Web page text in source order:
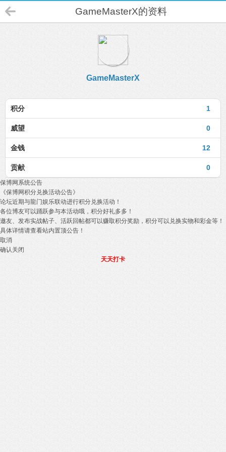
GameMasterX的资料
GameMasterX
1
积分
0
威望
12
金钱
0
贡献
保博网系统公告
《保博网积分兑换活动公告》
论坛近期与龍门娱乐联动进行积分兑换活动！
各位博友可以踊跃参与本活动哦，积分好礼多多！
邀友、发布实战帖子、活跃回帖都可以赚取积分奖励，积分可以兑换实物和彩金等！
具体详情请查看站内置顶公告！
取消
确认关闭
天天打卡